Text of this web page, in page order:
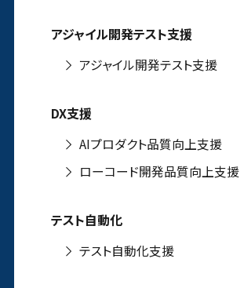
アジャイル開発テスト支援
アジャイル開発テスト支援
DX支援
AIプロダクト品質向上支援
ローコード開発品質向上支援
テスト自動化
テスト自動化支援